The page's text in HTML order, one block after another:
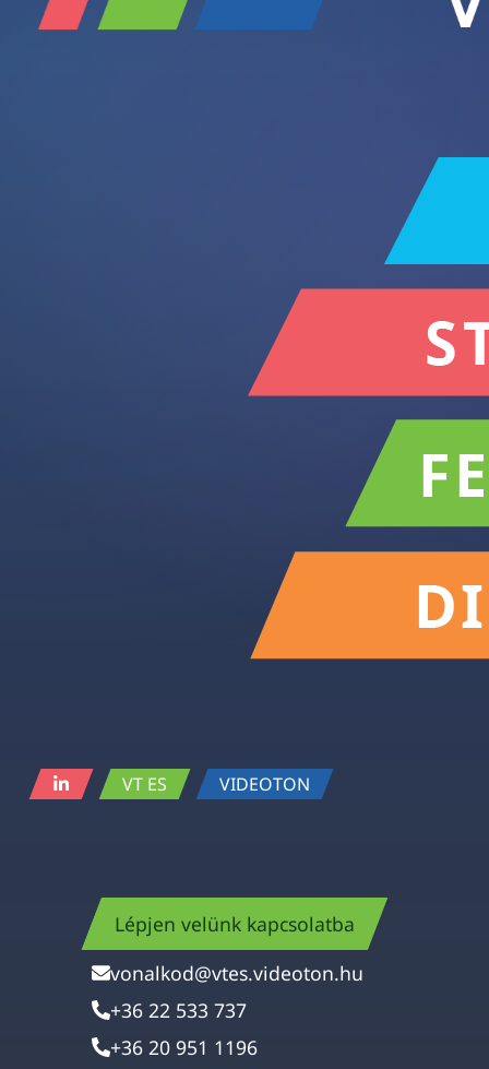
VT ES VIDEOTON
Lépjen velünk kapcsolatba
vonalkod@vtes.videoton.hu
+36 22 533 737
+36 20 951 1196